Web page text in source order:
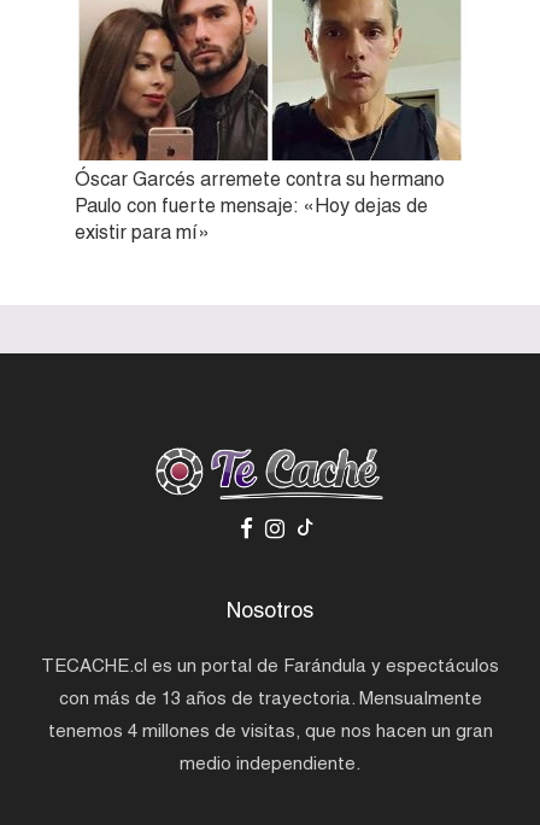
Óscar Garcés arremete contra su hermano
Paulo con fuerte mensaje: «Hoy dejas de
existir para mí»
Nosotros
TECACHE.cl es un portal de Farándula y espectáculos
con más de 13 años de trayectoria. Mensualmente
tenemos 4 millones de visitas, que nos hacen un gran
medio independiente.